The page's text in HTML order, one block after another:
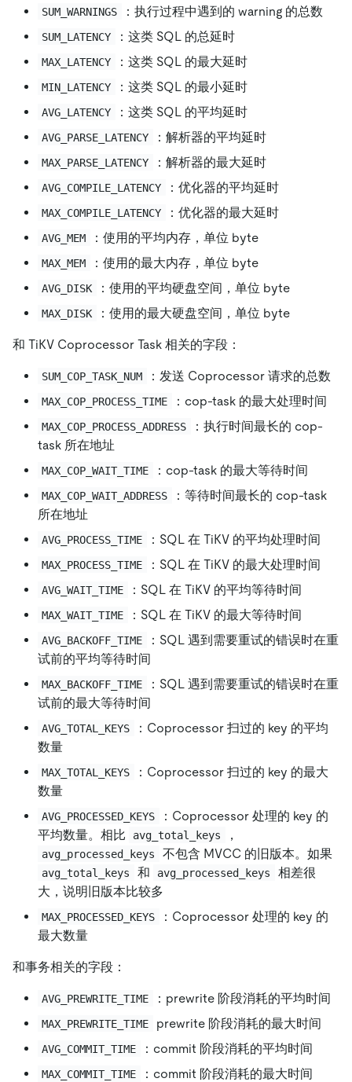
SUM_WARNINGS ：执行过程中遇到的 warning 的总数
SUM_LATENCY ：这类 SQL 的总延时
MAX_LATENCY ：这类 SQL 的最大延时
MIN_LATENCY ：这类 SQL 的最小延时
AVG_LATENCY ：这类 SQL 的平均延时
AVG_PARSE_LATENCY ：解析器的平均延时
MAX_PARSE_LATENCY ：解析器的最大延时
AVG_COMPILE_LATENCY ：优化器的平均延时
MAX_COMPILE_LATENCY ：优化器的最大延时
AVG_MEM ：使用的平均内存，单位 byte
MAX_MEM ：使用的最大内存，单位 byte
AVG_DISK ：使用的平均硬盘空间，单位 byte
MAX_DISK ：使用的最大硬盘空间，单位 byte
和 TiKV Coprocessor Task 相关的字段：
SUM_COP_TASK_NUM ：发送 Coprocessor 请求的总数
MAX_COP_PROCESS_TIME ：cop-task 的最大处理时间
MAX_COP_PROCESS_ADDRESS
：执行时间最长的 cop-
task 所在地址
MAX_COP_WAIT_TIME ：cop-task 的最大等待时间
MAX_COP_WAIT_ADDRESS
：等待时间最长的 cop-task
所在地址
AVG_PROCESS_TIME ：SQL 在 TiKV 的平均处理时间
MAX_PROCESS_TIME ：SQL 在 TiKV 的最大处理时间
AVG_WAIT_TIME ：SQL 在 TiKV 的平均等待时间
MAX_WAIT_TIME ：SQL 在 TiKV 的最大等待时间
AVG_BACKOFF_TIME
：SQL 遇到需要重试的错误时在重
试前的平均等待时间
MAX_BACKOFF_TIME
：SQL 遇到需要重试的错误时在重
试前的最大等待时间
AVG_TOTAL_KEYS
：Coprocessor 扫过的 key 的平均
数量
MAX_TOTAL_KEYS
：Coprocessor 扫过的 key 的最大
数量
AVG_PROCESSED_KEYS
：Coprocessor 处理的 key 的
平均数量。相比
avg_total_keys ，
avg_processed_keys 不包含 MVCC 的旧版本。如果
avg_total_keys 和 avg_processed_keys
相差很
大，说明旧版本比较多
MAX_PROCESSED_KEYS
：Coprocessor 处理的 key 的
最大数量
和事务相关的字段：
AVG_PREWRITE_TIME ：prewrite 阶段消耗的平均时间
MAX_PREWRITE_TIME prewrite 阶段消耗的最大时间
AVG_COMMIT_TIME ：commit 阶段消耗的平均时间
MAX_COMMIT_TIME ：commit 阶段消耗的最大时间